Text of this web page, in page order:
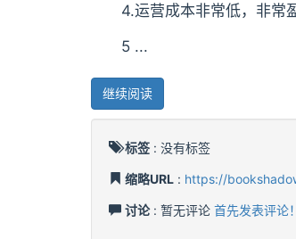
4.运营成本非常低，非常
5 ...
继续阅读
标签 : 没有标签
缩略URL : https://
讨论: 暂无评论 首先发表评论！